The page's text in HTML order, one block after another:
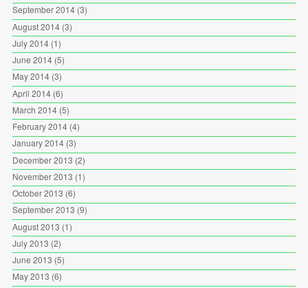
September 2014(3)
August 2014(3)
July 2014(1)
June 2014(5)
May 2014(3)
April 2014(6)
March 2014(5)
February 2014(4)
January 2014(3)
December 2013 (2)
November 2013 (1)
October 2013 (6)
September 2013 (9)
August 2013 (1)
July 2013 (2)
June 2013 (5)
May 2013 (6)